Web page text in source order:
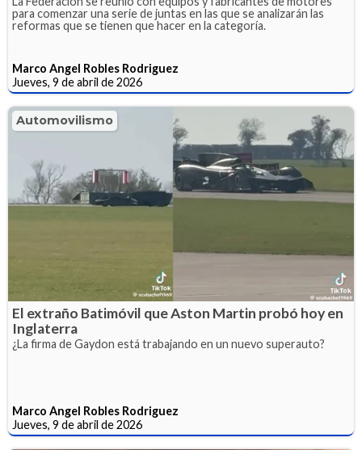
para comenzar una serie de juntas en las que se analizarán las
reformas que se tienen que hacer en la categoría.
Marco Angel Robles Rodriguez
Jueves, 9 de abril de 2026
Automovilismo
El extraño Batimóvil que Aston Martin probó hoy en
Inglaterra
¿La firma de Gaydon está trabajando en un nuevo superauto?
Marco Angel Robles Rodriguez
Jueves, 9 de abril de 2026